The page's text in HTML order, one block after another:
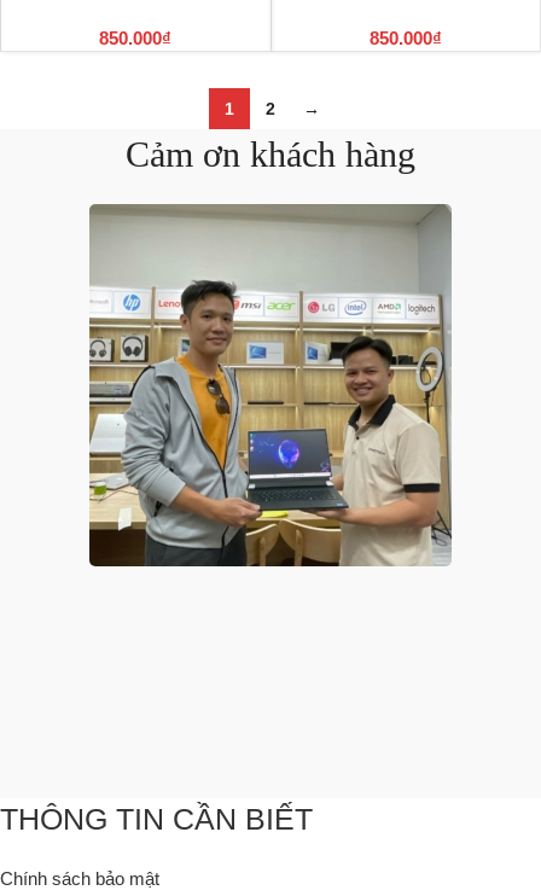
850.000₫ 850.000₫
1 2 →
Cảm ơn khách hàng
THÔNG TIN CẦN BIẾT
Chính sách bảo mật